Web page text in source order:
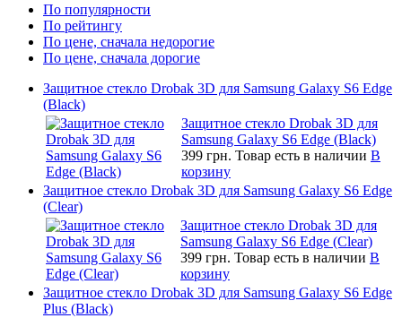
По популярности
По рейтингу
По цене, сначала недорогие
По цене, сначала дорогие
Защитное стекло Drobak 3D для Samsung Galaxy S6 Edge
(Black)
Защитное стекло Drobak 3D для
Samsung Galaxy S6 Edge (Black)
399 грн. Товар есть в наличии В
корзину
Защитное стекло Drobak 3D для Samsung Galaxy S6 Edge
(Clear)
Защитное стекло Drobak 3D для
Samsung Galaxy S6 Edge (Clear)
399 грн. Товар есть в наличии В
корзину
Защитное стекло Drobak 3D для Samsung Galaxy S6 Edge
Plus (Black)